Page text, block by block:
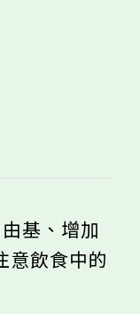
基、增加
意飲食中的